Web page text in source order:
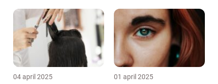
04 april 2025 01 april 2025